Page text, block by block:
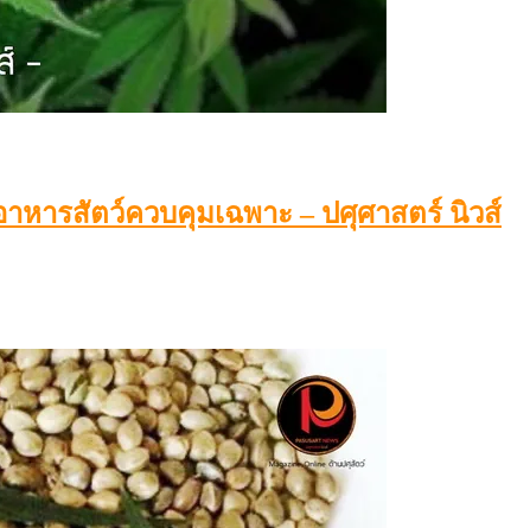
หารสัตว์ควบคุมเฉพาะ – ปศุศาสตร์ นิวส์